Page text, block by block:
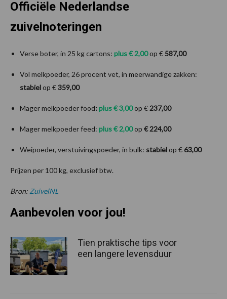
Officiële Nederlandse
zuivelnoteringen
Verse boter, in 25 kg cartons: plus € 2,00op €587,00
Vol melkpoeder, 26 procent vet, in meerwandige zakken:
stabielop €359,00
Mager melkpoeder food: plus € 3,00op € 237,00
Mager melkpoeder feed: plus € 2,00op € 224,00
Weipoeder, verstuivingspoeder, in bulk: stabielop €63,00
Prijzen per 100 kg, exclusief btw.
Bron: ZuivelNL
Aanbevolen voor jou!
Tien praktische tips voor
een langere levensduur